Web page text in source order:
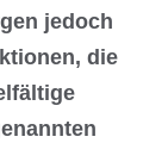
jedoch
die